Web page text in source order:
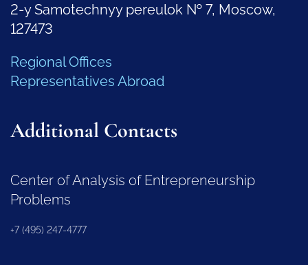
2-y Samotechnyy pereulok № 7, Moscow,
127473
Regional Offices
Representatives Abroad
Additional Contacts
Center of Analysis of Entrepreneurship
Problems
+7 (495) 247-4777